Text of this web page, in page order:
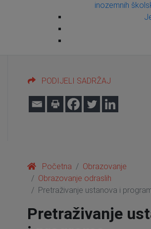
inozemnih
PODIJELI SADRŽAJ
Početna
Obrazovanje
Obrazovanje odraslih
Pretraživanje ustanova i
Pretraživanje